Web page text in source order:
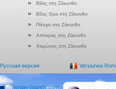
Βίλες στη Ζάκυνθο
Βίλες Spa στη Ζάκυνθο
Πάσχα στη Ζάκυνθο
Απόκριες στη Ζάκυνθο
Χειμώνας στη Ζάκυνθο
Русская версия Versiunea